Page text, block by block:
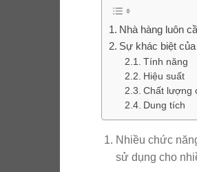
Nhà hàng luôn
Sự khác biệt
Tính năng
Hiệu suất
Chất lượng
Dung tích
Nhiều chức
sử dụng cho